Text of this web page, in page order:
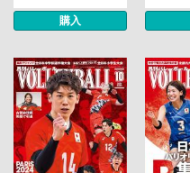
購入